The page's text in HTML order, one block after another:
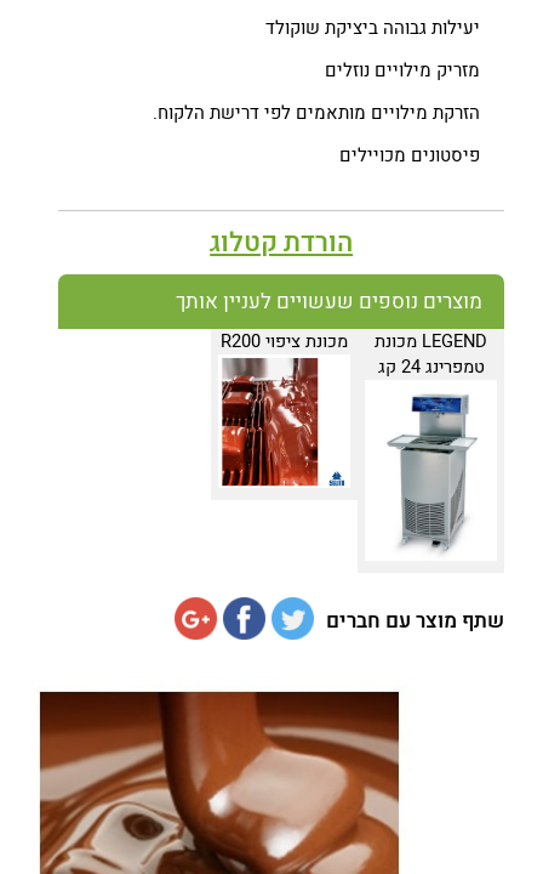
יעילות גבוהה ביציקת שוקולד
מזריק מילויים נוזלים
הזרקת מילויים מותאמים לפי דרישת הלקוח.
פיסטונים מכויילים
הורדת קטלוג
מוצרים נוספים שעשויים לעניין אותך
LEGEND מכונת
טמפרינג 24 קג
מכונת ציפוי R200
שתף מוצר עם חברים